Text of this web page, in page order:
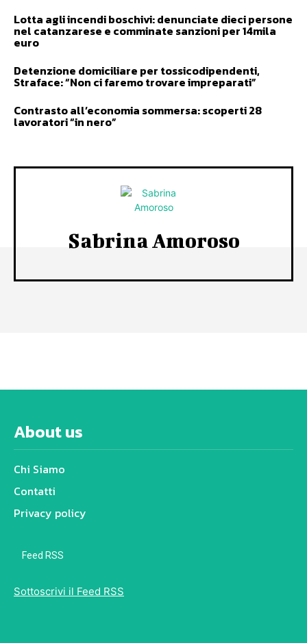
Lotta agli incendi boschivi: denunciate dieci persone
nel catanzarese e comminate sanzioni per 14mila
euro
Detenzione domiciliare per tossicodipendenti,
Straface: “Non ci faremo trovare impreparati”
Contrasto all’economia sommersa: scoperti 28
lavoratori “in nero”
Sabrina Amoroso
About us
Chi Siamo
Contatti
Privacy policy
Feed RSS
Sottoscrivi il Feed RSS